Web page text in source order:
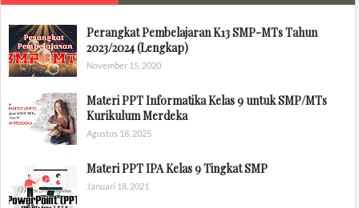
Perangkat Pembelajaran K13 SMP-MTs Tahun
2023/2024 (Lengkap)
November 15, 2020
Materi PPT Informatika Kelas 9 untuk SMP/MTs
Kurikulum Merdeka
Agustus 18, 2025
Materi PPT IPA Kelas 9 Tingkat SMP
Januari 18, 2021